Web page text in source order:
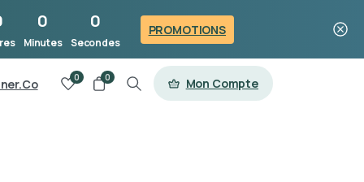
0
Minutes
0
Secondes
PROMOTIONS
0 0
Search
Mon Compte